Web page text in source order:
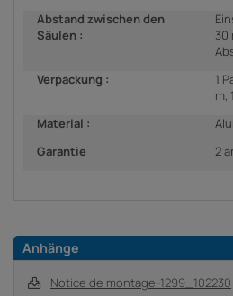
Abstand zwischen den
Säulen :
30
Verpackung :
1
m,
Material :
Garantie
2
Anhänge
Notice de montage-1299_102230